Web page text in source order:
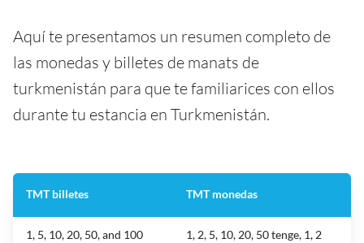
Aquí te presentamos un resumen completo de
las monedas y billetes de manats de
turkmenistán para que te familiarices con ellos
durante tu estancia en Turkmenistán.
TMT billetes TMT monedas
1, 5, 10, 20, 50, and 100
1, 2, 5, 10, 20, 50 tenge, 1, 2